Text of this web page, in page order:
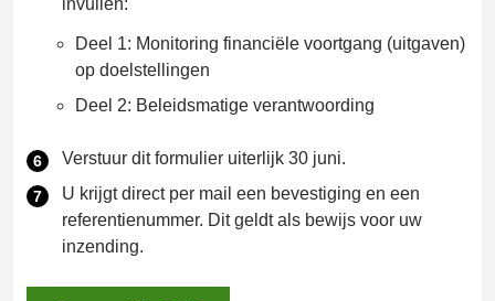
invullen:
Deel 1: Monitoring financiële voortgang (uitgaven)
op doelstellingen
Deel 2: Beleidsmatige verantwoording
Verstuur dit formulier uiterlijk 30 juni.
U krijgt direct per mail een bevestiging en een
referentienummer. Dit geldt als bewijs voor uw
inzending.